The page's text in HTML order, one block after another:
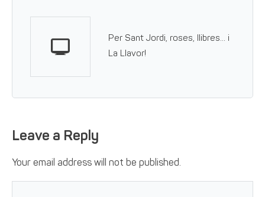
Per Sant Jordi, roses, llibres… i
La Llavor!
Leave a Reply
Your email address will not be published.